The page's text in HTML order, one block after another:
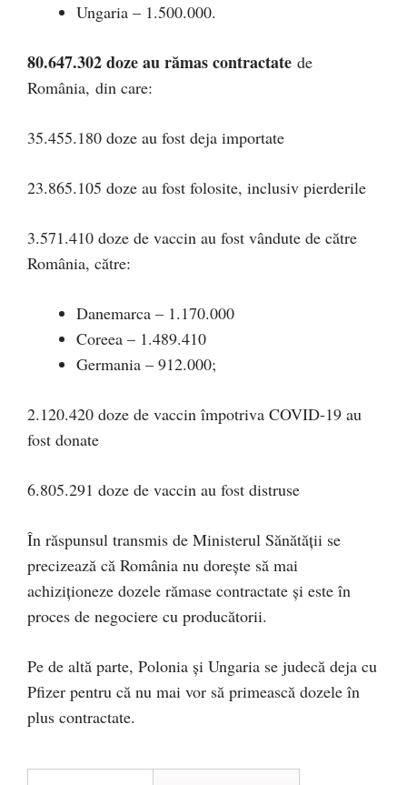
Ungaria – 1.500.000.
80.647.302 doze au rămas contractate de
România, din care:
35.455.180 doze au fost deja importate
23.865.105 doze au fost folosite, inclusiv pierderile
3.571.410 doze de vaccin au fost vândute de către
România, către:
Danemarca – 1.170.000
Coreea – 1.489.410
Germania – 912.000;
2.120.420 doze de vaccin împotriva COVID-19 au
fost donate
6.805.291 doze de vaccin au fost distruse
În răspunsul transmis de Ministerul Sănătății se
precizează că România nu dorește să mai
achiziționeze dozele rămase contractate și este în
proces de negociere cu producătorii.
Pe de altă parte, Polonia și Ungaria se judecă deja cu
Pfizer pentru că nu mai vor să primească dozele în
plus contractate.